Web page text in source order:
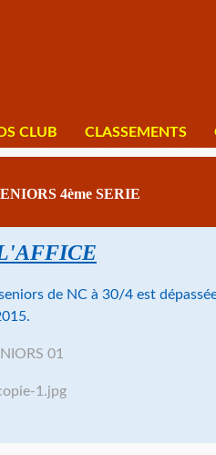
CLUB CLASSEMENTS
4ème SERIE
de NC à 30/4 est